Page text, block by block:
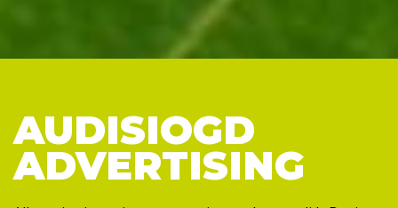
AUDISIOGD
ADVERTISING